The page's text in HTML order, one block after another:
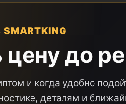
цену до
и когда удобно
деталям и